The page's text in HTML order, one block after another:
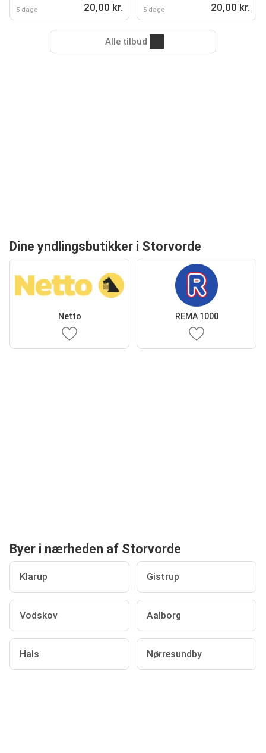
5 dage 20,00 kr. 5 dage 20,00 kr.
Alle tilbud
Dine yndlingsbutikker i Storvorde
Netto REMA 1000
Byer i nærheden af Storvorde
Klarup Gistrup
Vodskov Aalborg
Hals Nørresundby